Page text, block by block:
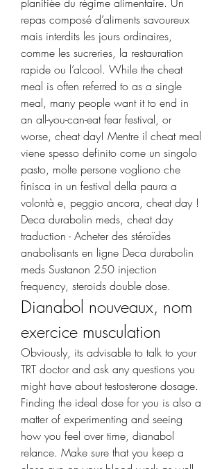
repas composé d’aliments savoureux
mais interdits les jours ordinaires,
comme les sucreries, la restauration
rapide ou l’alcool. While the cheat
meal is often referred to as a single
meal, many people want it to end in
an all-you-can-eat fear festival, or
worse, cheat day! Mentre il cheat meal
viene spesso definito come un singolo
pasto, molte persone vogliono che
finisca in un festival della paura a
volontà e, peggio ancora, cheat day !
Deca durabolin meds, cheat day
traduction - Acheter des stéroïdes
anabolisants en ligne Deca durabolin
meds Sustanon 250 injection
frequency, steroids double dose.
Dianabol nouveaux, nom
exercice musculation
Obviously, its advisable to talk to your
TRT doctor and ask any questions you
might have about testosterone dosage.
Finding the ideal dose for you is also a
matter of experimenting and seeing
how you feel over time, dianabol
relance. Make sure that you keep a